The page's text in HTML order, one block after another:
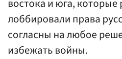
востока и юга, которые
лоббировали права
согласны на любое
избежать войны.